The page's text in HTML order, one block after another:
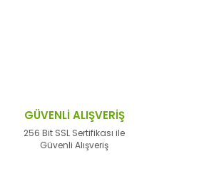
Ürün fiyatı diğer sitelerden daha pahalı.
Bu ürüne benzer farklı alternatifler olmalı.
GÜVENLİ ALIŞVERİŞ
256 Bit SSL Sertifikası ile
Güvenli Alışveriş